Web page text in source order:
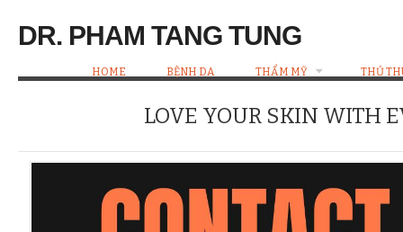
DR. PHAM TANG TUNG
HOME BỆNH DA THẨM MỸ THỦ
LOVE YOUR SKIN WITH